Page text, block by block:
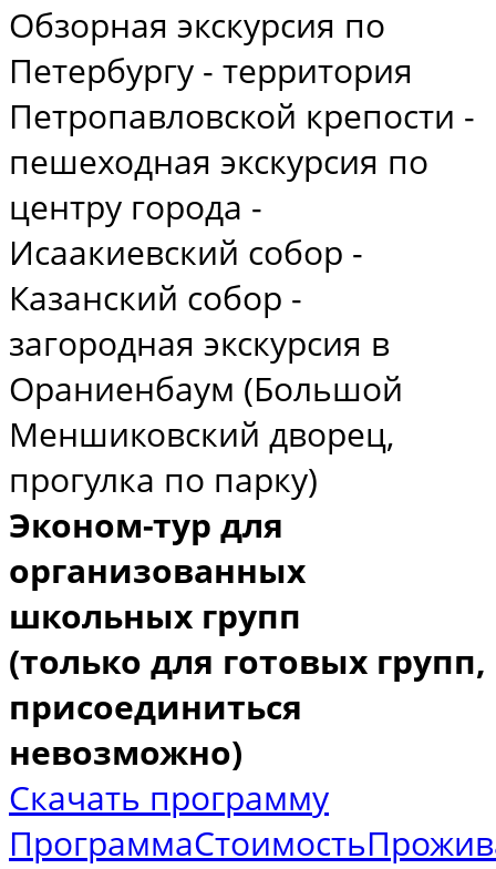
Обзорная экскурсия по
Петербургу - территория
Петропавловской крепости -
пешеходная экскурсия по
центру города -
Исаакиевский собор -
Казанский собор -
загородная экскурсия в
Ораниенбаум (Большой
Меншиковский дворец,
прогулка по парку)
Эконом-тур для
организованных
школьных групп
(только для готовых групп,
присоединиться
невозможно)
Скачать программу
ПрограммаСтоимость